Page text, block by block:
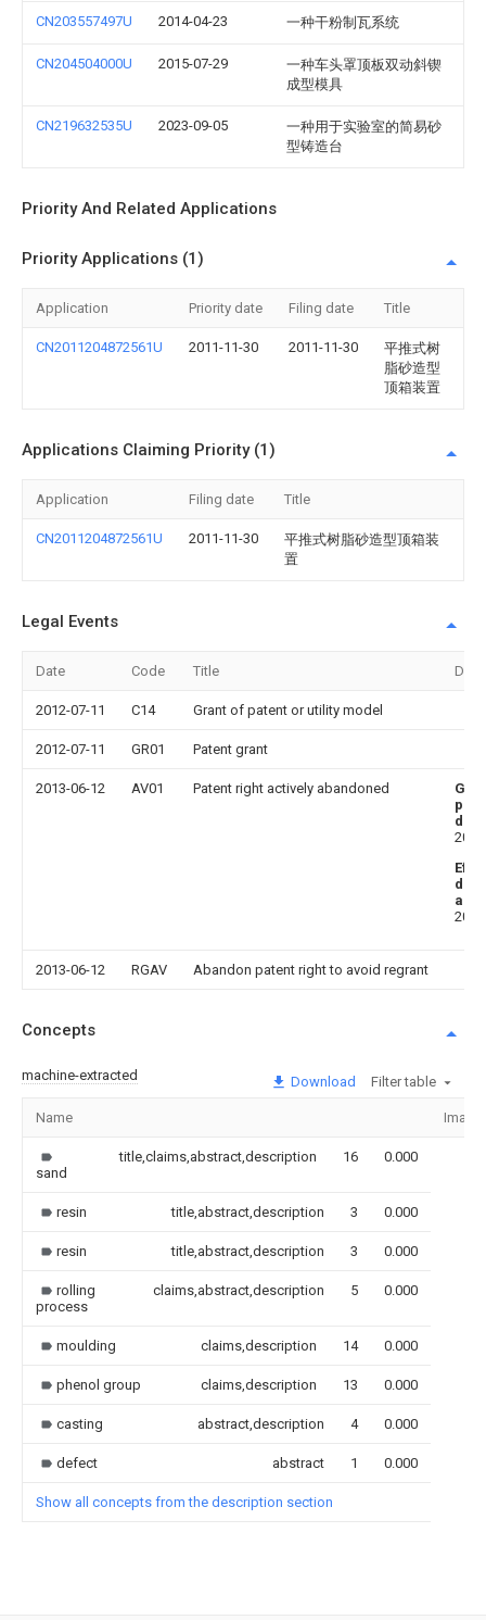
CN203557497U 2014-04-23 一种干粉制瓦系统
CN204504000U 2015-07-29
一种车头罩顶板双动斜锲
成型模具
CN219632535U 2023-09-05
一种用于实验室的简易砂
型铸造台
Priority And Related Applications
Priority Applications (1)
Application Priority date Filing date Title
CN2011204872561U 2011-11-30 2011-11-30
平推式树
脂砂造型
顶箱装置
Applications Claiming Priority (1)
Application Filing date Title
CN2011204872561U 2011-11-30
平推式树脂砂造型顶箱装
置
Legal Events
Date Code Title
2012-07-11 C14 Grant of patent or utility model
2012-07-11 GR01 Patent grant
2013-06-12 AV01 Patent right actively abandoned
date
2013-06-12 RGAV Abandon patent right to avoid regrant
Concepts
machine-extracted Download Filter table
Name Image
sand
title,claims,abstract,description 16 0.000
resin title,abstract,description 3 0.000
resin title,abstract,description 3 0.000
rolling
process
claims,abstract,description 5 0.000
moulding claims,description 14 0.000
phenol group claims,description 13 0.000
casting abstract,description 4 0.000
defect abstract 1 0.000
Show all concepts from the description section